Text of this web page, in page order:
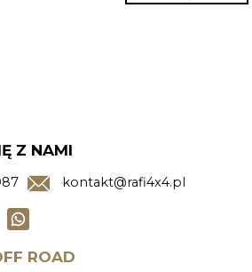
Z NAMI
kontakt@rafi4x4.pl
ROAD